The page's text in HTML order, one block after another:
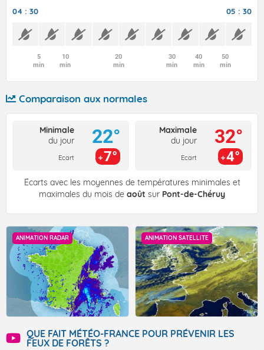
04 : 30 05 : 30
5
min
10
min
20
min
30
min
40
min
50
min
Comparaison aux normales
Minimale
du jour
Ecart
22°
7°
Maximale
du jour
Ecart
32°
4°
Écarts avec les moyennes de températures minimales et
maximales du mois de août sur Pont-de-Chéruy
ANIMATION RADAR ANIMATION SATELLITE
QUE FAIT MÉTÉO-FRANCE POUR PRÉVENIR LES
FEUX DE FORÊTS ?